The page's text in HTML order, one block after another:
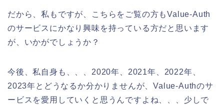
だから、私もですが、こちらをご覧の方もValue-Auth
のサービスにかなり興味を持っている方だと思います
が、いかがでしょうか？
今後、私自身も、、、2020年、2021年、2022年、
2023年とどうなるか分かりませんが、Value-Authのサ
ービスを愛用していくと思うんですよね、、、少しで